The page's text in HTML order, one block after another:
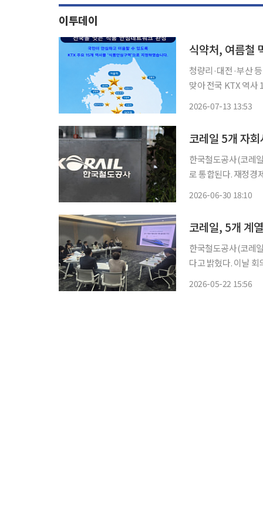
이투데이
식약처, 여름철
청량리·대전·부산 등 15곳 지정
맞아 전국 KTX 역사
2026-07-13 13:53
코레일 5개 자
한국철도공사(코레
로 통합된다. 재정경제부와 국토교통부는 30일 제8차 공공기관운영위원회에서 이러한 내용
2026-06-30 18:10
코레일, 5개 계
한국철도공사(코레
다고 밝혔다. 이날 회의에는 코레일유통, 코레일로지스, 코레일관광개발, 코레일네트웍스,
2026-05-22 15:56